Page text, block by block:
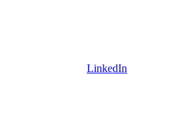
LinkedIn